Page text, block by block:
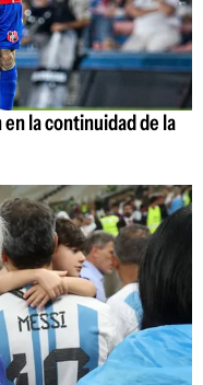
la continuidad de la